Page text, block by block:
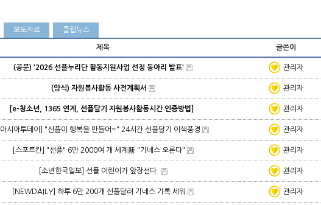
보도자료 클럽뉴스
제목 글쓴이
(공문) '2026 선플누리단 활동지원사업 선정 동아리 발표' 관리자
(양식) 자원봉사활동 사전계획서 관리자
[e-청소년, 1365 연계, 선플달기 자원봉사활동시간 인증방법] 관리자
[아시아투데이] "선플이 행복을 만들어~" 24시간 선플달기 이색풍경 관리자
[스포트칸] "선플" 6만 2000여 개 세계新 "기네스 오른다" 관리자
[소년한국일보] 선플 어린이가 앞장선다. 관리자
[NEWDAILY] 하루 6만 200개 선플달려 기네스 기록 세워 관리자